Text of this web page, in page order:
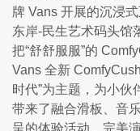
牌 Vans 开展的沉浸
东岸-民生艺术码头馆
把“舒舒服服”的
Vans 全新
时代”为主题，为小伙
带来了融合滑板、音
呈的体验活动，完美